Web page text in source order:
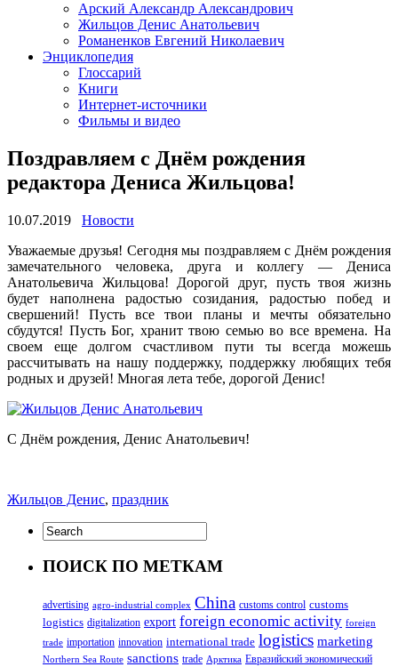
Арский Александр Александрович
Жильцов Денис Анатольевич
Романенков Евгений Николаевич
Энциклопедия
Глоссарий
Книги
Интернет-источники
Фильмы и видео
Поздравляем с Днём рождения
редактора Дениса Жильцова!
10.07.2019
Новости
Уважаемые друзья! Сегодня мы поздравляем с Днём рождения
замечательного человека, друга и коллегу — Дениса
Анатольевича Жильцова! Дорогой друг, пусть твоя жизнь
будет наполнена радостью созидания, радостью побед и
свершений! Пусть все твои планы и мечты обязательно
сбудутся! Пусть Бог, хранит твою семью во все времена. На
своем еще долгом счастливом пути ты всегда можешь
рассчитывать на нашу поддержку, поддержку любящих тебя
родных и друзей! Многая лета тебе, дорогой Денис!
С Днём рождения, Денис Анатольевич!
Жильцов Денис, праздник
ПОИСК ПО МЕТКАМ
advertising agro-industrial complex China customs control customs
logistics digitalization export foreign economic activity foreign
trade importation innovation international trade logistics marketing
Northern Sea Route sanctions trade Арктика Евразийский экономический